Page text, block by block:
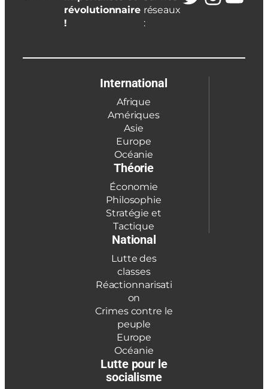
révolutionnaire
!
réseaux
:
International
Afrique
Amériques
Asie
Europe
Océanie
Théorie
Économie
Philosophie
Stratégie et
Tactique
National
Lutte des
classes
Réactionnarisati
on
Crimes contre le
peuple
Europe
Océanie
Lutte pour le
socialisme